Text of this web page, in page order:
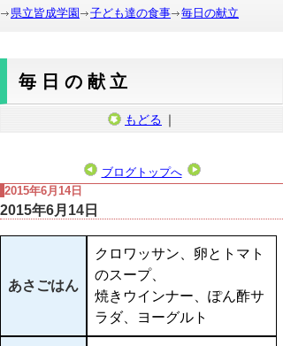
県立皆成学園
子ども達の食事 毎日の献立
毎日の献立
もどる ｜
ブログトップへ
2015年6月14日
2015年6月14日
あさごはん
クロワッサン、卵とトマト
のスープ、
焼きウインナー、ぽん酢サ
ラダ、ヨーグルト